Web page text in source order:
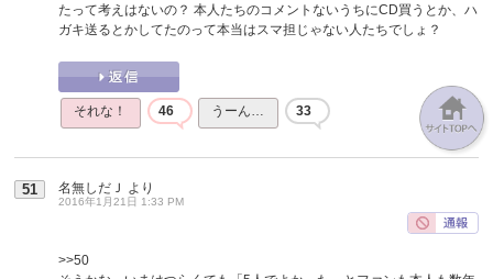
たって考えはないの？ 本人たちのコメントないうちにCD買うとか、ハ
ガキ送るとかしてたのって本当はスマ担じゃない人たちでしょ？
それな！ 46 うーん… 33
51 名無しだＪ より
2016年1月21日 1:33 PM
>>50